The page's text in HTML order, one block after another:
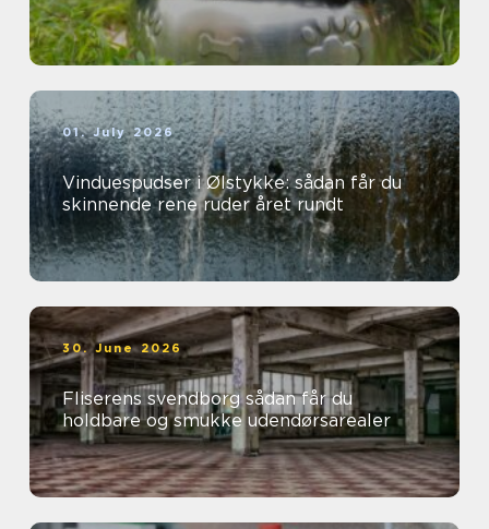
01. July 2026
Vinduespudser i Ølstykke: sådan får du
skinnende rene ruder året rundt
30. June 2026
Fliserens svendborg sådan får du
holdbare og smukke udendørsarealer